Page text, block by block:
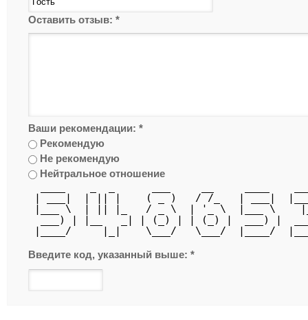
Оставить отзыв: *
Ваши рекомендации: *
Рекомендую
Не рекомендую
Нейтральное отношение
| ___|  | || |    ( _ )   / /_   | ___|
|___ \  | || |_   / _ \  | '_ \  |___ \
___) | |__   _| | (_) | | (_) |  ___) |
|____/     |_|    \___/   \___/  |____/
Введите код, указанный выше: *